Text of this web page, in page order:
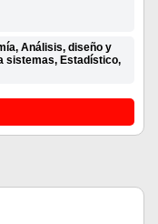
Análisis, diseño y
sistemas, Estadístico,